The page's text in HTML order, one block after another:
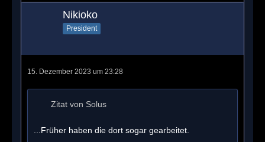
Nikioko
President
15. Dezember 2023 um 23:28
Zitat von Solus
...Früher haben die dort sogar gearbeitet.